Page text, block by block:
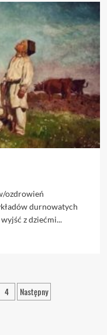
ozdrowień
durnowatych
z dziećmi...
4 Następny